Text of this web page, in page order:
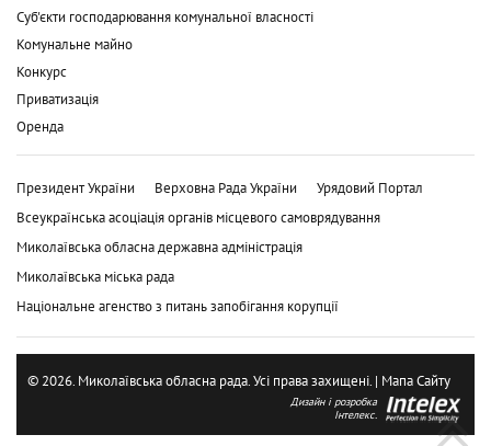
Суб'єкти господарювання комунальної власності
Комунальне майно
Конкурс
Приватизація
Оренда
Президент України Верховна Рада України
Урядовий Портал
Всеукраїнська асоціація органів місцевого самоврядування
Миколаївська обласна державна адміністрація
Миколаївська міська рада
Національне агенство з питань запобігання корупції
© 2026. Миколаївська обласна рада. Усі права захищені. | Мапа Сайту
Дизайн і розробка
Інтелекс.